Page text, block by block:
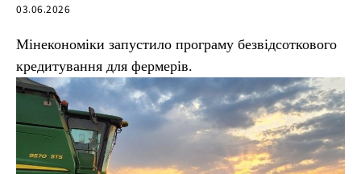
03.06.2026
Мінекономіки запустило програму безвідсоткового
кредитування для фермерів.